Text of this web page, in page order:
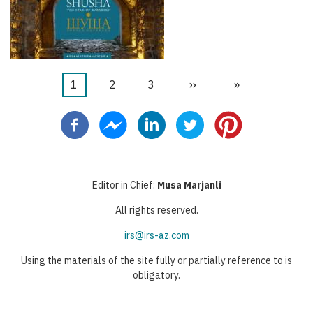
Pagination
Şu
kullanılan
1 Sayfa
2 Sayfa
3
Sonraki
››
Last
»
Editor in Chief: Musa Marjanli
All rights reserved.
irs@irs-az.com
Using the materials of the site fully or partially reference to is
obligatory.